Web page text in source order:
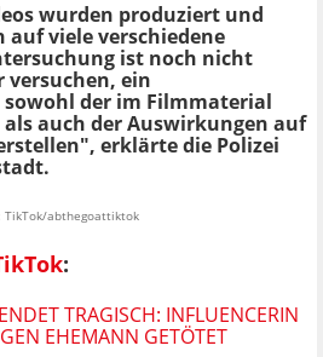
wurden produziert und
viele verschiedene
ist noch nicht
versuchen, ein
der im Filmmaterial
auch der Auswirkungen auf
erklärte die Polizei
TikTok/abthegoattiktok
:
TRAGISCH: INFLUENCERIN
EHEMANN GETÖTET